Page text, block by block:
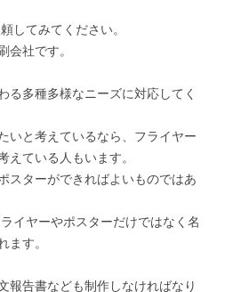
してみてください。
会社です。
る多種多様なニーズに対応してく
いと考えているなら、フライヤー
えている人もいます。
スターができればよいものではあ
イヤーやポスターだけではなく名
ます。
報告書なども制作しなければなり